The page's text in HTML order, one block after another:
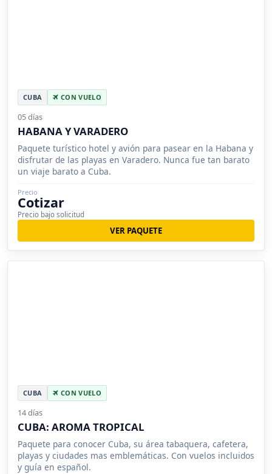
CUBA CON VUELO
05 días
HABANA Y VARADERO
Paquete turístico hotel y avión para pasear en la Habana y
disfrutar de las playas en Varadero. Nunca fue tan barato
un viaje barato a Cuba.
Precio
Cotizar
Precio bajo solicitud
VER PAQUETE
CUBA CON VUELO
14 días
CUBA: AROMA TROPICAL
Paquete para conocer Cuba, su área tabaquera, cafetera,
playas y ciudades mas emblemáticas. Con vuelos incluidos
y guía en español.